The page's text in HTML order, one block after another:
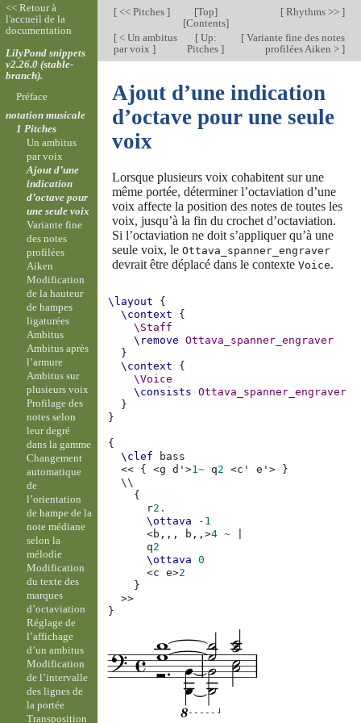
[<< Pitches ] [Top]
[Contents]
[Rhythms >> ]
[< Un ambitus
par voix ]
[Up:
Pitches]
[Variante fine des notes
profilées Aiken > ]
Ajout d’une indication
d’octave pour une seule
voix
Lorsque plusieurs voix cohabitent sur une
même portée, déterminer l’octaviation d’une
voix affecte la position des notes de toutes les
voix, jusqu’à la fin du crochet d’octaviation.
Si l’octaviation ne doit s’appliquer qu’à une
seule voix, le Ottava_spanner_engraver
devrait être déplacé dans le contexte Voice.
\layout
{
\context
{
\Staff
\remove
Ottava_spanner_engraver
}
\context
{
\Voice
\consists
Ottava_spanner_engraver
}
}
{
\clef
bass
<< { <g d'>1~ q2 <c' e'>
}
\\
{
r2.
\ottava
-1
<b,,, b,,>4 ~
q2
\ottava
0
<c e>2
}
>>
}
<< Retour à
l'accueil de la
documentation
LilyPond snippets
v2.26.0 (stable-
branch).
Préface
notation musicale
1 Pitches
Un ambitus
par voix
Ajout d’une
indication
d’octave pour
une seule voix
Variante fine
des notes
profilées
Aiken
Modification
de la hauteur
de hampes
ligaturées
Ambitus
Ambitus après
l’armure
Ambitus sur
plusieurs voix
Profilage des
notes selon
leur degré
dans la gamme
Changement
automatique
de
l’orientation
de hampe de la
note médiane
selon la
mélodie
Modification
du texte des
marques
d’octaviation
Réglage de
l’affichage
d’un ambitus
Modification
de l’intervalle
des lignes de
la portée
Transposition